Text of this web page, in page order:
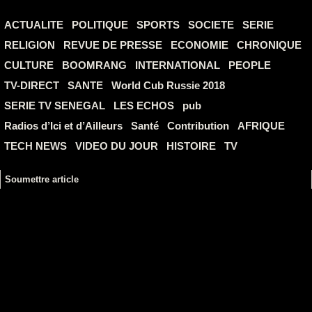
ACTUALITE POLITIQUE SPORTS SOCIETE
SERIE
RELIGION
REVUE DE PRESSE ECONOMIE
CHRONIQUE
CULTURE
BOOMRANG INTERNATIONAL
PEOPLE
TV-DIRECT
SANTE
World Cub Russie 2018
SERIE TV SENEGAL
LES ECHOS
pub
Radios d’Ici et d’Ailleurs
Santé Contribution
AFRIQUE
TECH NEWS
VIDEO DU JOUR HISTOIRE TV
Soumettre article